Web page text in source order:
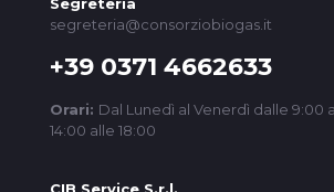
segreteria@consorziobiogas.it
+39 0371 4662633
Orari: Dal Lunedì al Venerdì dalle 9:00
14:00 alle 18:00